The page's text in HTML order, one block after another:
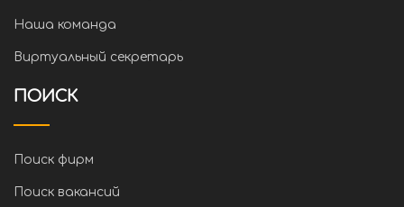
Наша команда
Виртуальный секретарь
ПОИСК
Поиск фирм
Поиск вакансий